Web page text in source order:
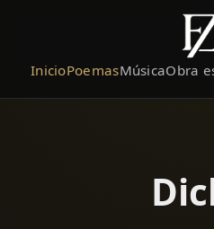
InicioPoemasMúsicaObra